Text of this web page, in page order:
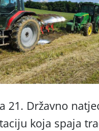
21. Državno
koja spaja